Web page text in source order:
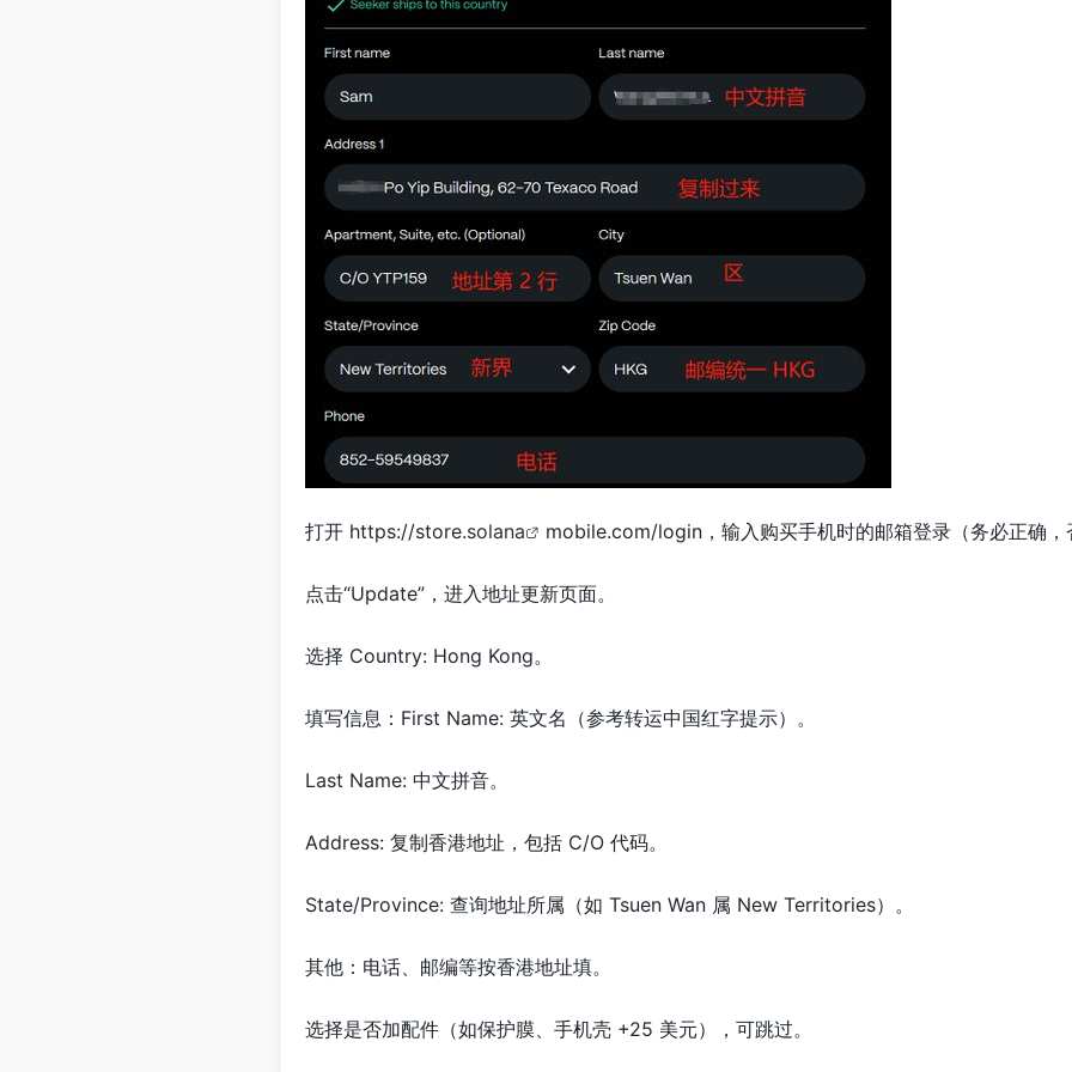
打开 https://store.solana mobile.com/login，输入购买手机时的邮箱登录（务必正确，
点击“Update”，进入地址更新页面。
选择 Country: Hong Kong。
填写信息：First Name: 英文名（参考转运中国红字提示）。
Last Name: 中文拼音。
Address: 复制香港地址，包括 C/O 代码。
State/Province: 查询地址所属（如 Tsuen Wan 属 New Territories）。
其他：电话、邮编等按香港地址填。
选择是否加配件（如保护膜、手机壳 +25 美元），可跳过。